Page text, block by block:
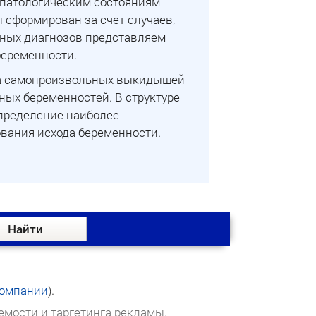
за счет случаев,
диагнозов представляем
самопроизвольных выкидышей
беременностей. В структуре
наиболее
исхода беременности.
).
и таргетинга рекламы.